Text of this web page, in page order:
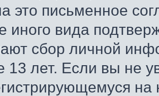
это письменное
иного вида
сбор личной
13 лет. Если вы не